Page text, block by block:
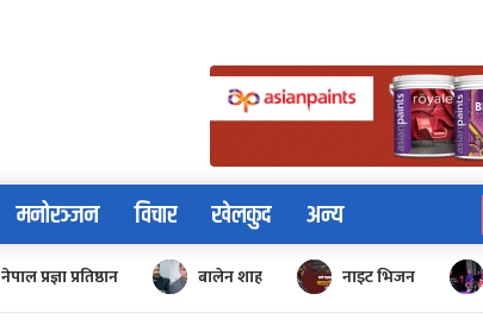
मनोरञ्जन विचार खेलकुद अन्य
नेपाल प्रज्ञा प्रतिष्ठान बालेन शाह नाइट भिजन